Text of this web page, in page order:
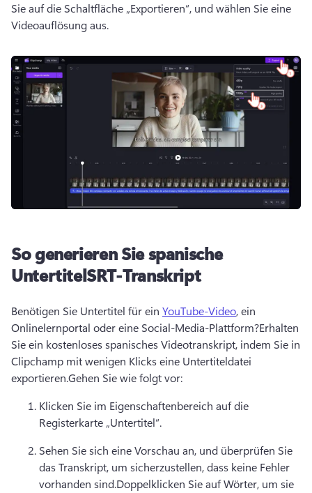
Sie auf die Schaltfläche „Exportieren“, und wählen Sie eine
Videoauflösung aus.
So generieren Sie spanische
UntertitelSRT-Transkript
Benötigen Sie Untertitel für ein YouTube-Video, ein
Onlinelernportal oder eine Social-Media-Plattform?Erhalten
Sie ein kostenloses spanisches Videotranskript, indem Sie in
Clipchamp mit wenigen Klicks eine Untertiteldatei
exportieren.Gehen Sie wie folgt vor:
Klicken Sie im Eigenschaftenbereich auf die
Registerkarte „Untertitel“.
Sehen Sie sich eine Vorschau an, und überprüfen Sie
das Transkript, um sicherzustellen, dass keine Fehler
vorhanden sind.Doppelklicken Sie auf Wörter, um sie